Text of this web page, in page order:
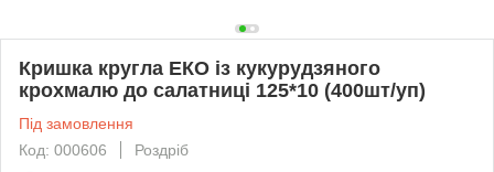
Кришка кругла ЕКО із кукурудзяного
крохмалю до салатниці 125*10 (400шт/уп)
Під замовлення
Код: 000606
Роздріб